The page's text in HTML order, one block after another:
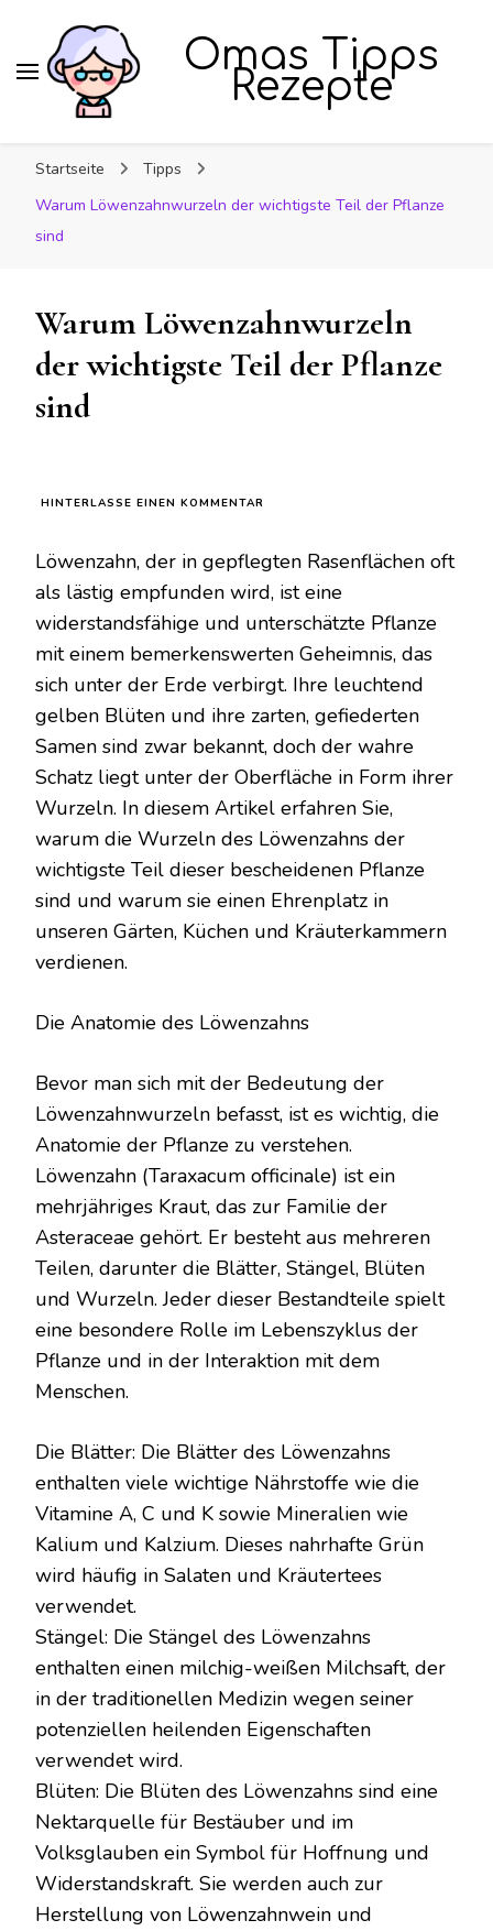
Omas Tipps
Rezepte
Startseite
Tipps
Warum Löwenzahnwurzeln der wichtigste Teil der Pflanze
sind
Warum Löwenzahnwurzeln
der wichtigste Teil der Pflanze
sind
HINTERLASSE EINEN KOMMENTAR
DER
WICHTIGSTE
TEIL
DER
SIND
Löwenzahn, der in gepflegten Rasenflächen oft
als lästig empfunden wird, ist eine
widerstandsfähige und unterschätzte Pflanze
mit einem bemerkenswerten Geheimnis, das
sich unter der Erde verbirgt. Ihre leuchtend
gelben Blüten und ihre zarten, gefiederten
Samen sind zwar bekannt, doch der wahre
Schatz liegt unter der Oberfläche in Form ihrer
Wurzeln. In diesem Artikel erfahren Sie,
warum die Wurzeln des Löwenzahns der
wichtigste Teil dieser bescheidenen Pflanze
sind und warum sie einen Ehrenplatz in
unseren Gärten, Küchen und Kräuterkammern
verdienen.
Die Anatomie des Löwenzahns
Bevor man sich mit der Bedeutung der
Löwenzahnwurzeln befasst, ist es wichtig, die
Anatomie der Pflanze zu verstehen.
Löwenzahn (Taraxacum officinale) ist ein
mehrjähriges Kraut, das zur Familie der
Asteraceae gehört. Er besteht aus mehreren
Teilen, darunter die Blätter, Stängel, Blüten
und Wurzeln. Jeder dieser Bestandteile spielt
eine besondere Rolle im Lebenszyklus der
Pflanze und in der Interaktion mit dem
Menschen.
Die Blätter: Die Blätter des Löwenzahns
enthalten viele wichtige Nährstoffe wie die
Vitamine A, C und K sowie Mineralien wie
Kalium und Kalzium. Dieses nahrhafte Grün
wird häufig in Salaten und Kräutertees
verwendet.
Stängel: Die Stängel des Löwenzahns
enthalten einen milchig-weißen Milchsaft, der
in der traditionellen Medizin wegen seiner
potenziellen heilenden Eigenschaften
verwendet wird.
Blüten: Die Blüten des Löwenzahns sind eine
Nektarquelle für Bestäuber und im
Volksglauben ein Symbol für Hoffnung und
Widerstandskraft. Sie werden auch zur
Herstellung von Löwenzahnwein und